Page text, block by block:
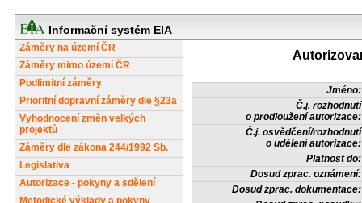
Informační systém EIA
Záměry na území ČR
Záměry mimo území ČR
Podlimitní záměry
Prioritní dopravní záměry dle §23a
Vyhodnocení změn velkých
projektů
Záměry dle zákona 244/1992 Sb.
Legislativa
Autorizace - pokyny a sdělení
Metodické výklady a pokyny
Jméno:
Č.j. rozhodnutí
o prodloužení autorizace:
Č.j. osvědčení/rozhodnutí
o udělení autorizace:
Platnost do:
Dosud zprac. oznámení:
Dosud zprac. dokumentace: